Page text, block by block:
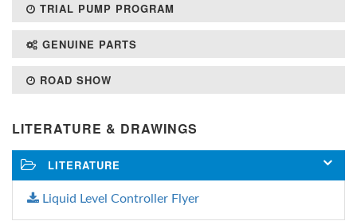
TRIAL PUMP PROGRAM
GENUINE PARTS
ROAD SHOW
LITERATURE & DRAWINGS
LITERATURE
Liquid Level Controller Flyer